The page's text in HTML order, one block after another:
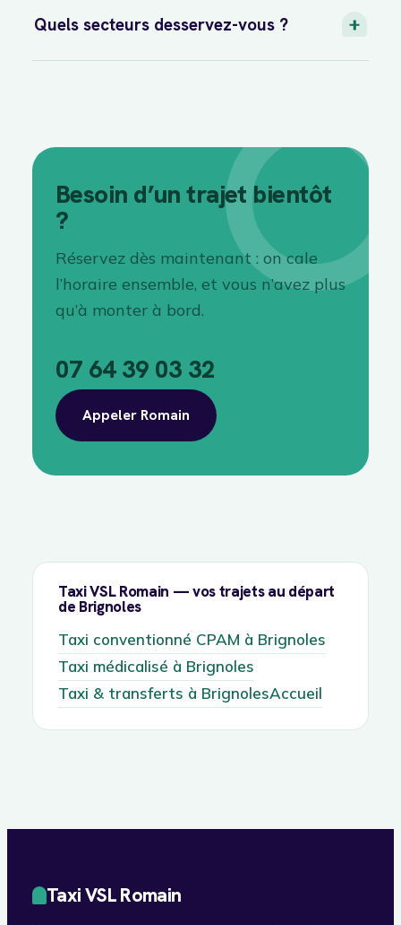
Quels secteurs desservez-vous ?
Besoin d’un trajet bientôt
?
Réservez dès maintenant : on cale
l’horaire ensemble, et vous n’avez plus
qu’à monter à bord.
07 64 39 03 32
Appeler Romain
Taxi VSL Romain — vos trajets au départ
de Brignoles
Taxi conventionné CPAM à Brignoles
Taxi médicalisé à Brignoles
Taxi & transferts à BrignolesAccueil
Taxi VSL Romain